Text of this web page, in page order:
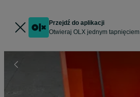
Przejdź do aplikacji
Otwieraj OLX jednym tapnięciem